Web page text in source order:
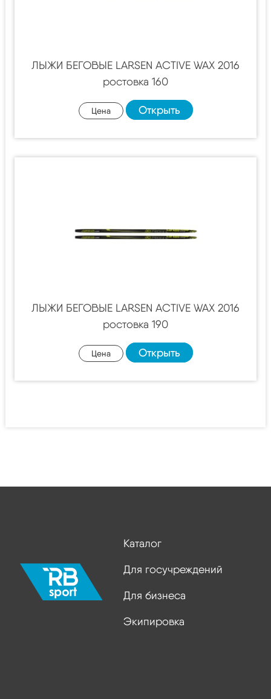
ЛЫЖИ БЕГОВЫЕ LARSEN ACTIVE WAX 2016
ростовка 160
Цена Открыть
ЛЫЖИ БЕГОВЫЕ LARSEN ACTIVE WAX 2016
ростовка 190
Цена Открыть
Каталог
Для госучреждений
Для бизнеса
Экипировка